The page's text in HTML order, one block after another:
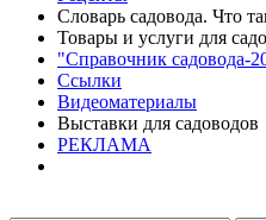
Словарь садовода. Что
Товары и услуги для
"Справочник садовода-
Ссылки
Видеоматериалы
Выставки для садоводов
РЕКЛАМА